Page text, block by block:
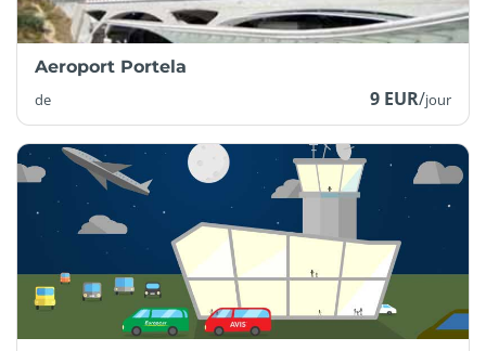
Aeroport Portela
de 9 EUR/jour